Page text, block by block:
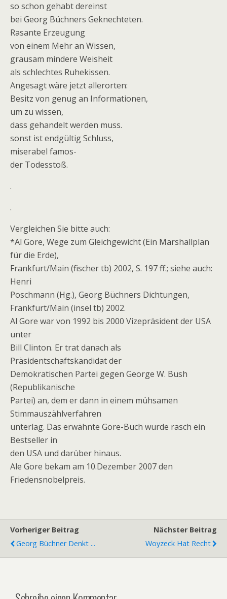
so schon gehabt dereinst
bei Georg Büchners Geknechteten.
Rasante Erzeugung
von einem Mehr an Wissen,
grausam mindere Weisheit
als schlechtes Ruhekissen.
Angesagt wäre jetzt allerorten:
Besitz von genug an Informationen,
um zu wissen,
dass gehandelt werden muss.
sonst ist endgültig Schluss,
miserabel famos-
der Todesstoß.
.
.
Vergleichen Sie bitte auch:
*Al Gore, Wege zum Gleichgewicht (Ein Marshallplan
für die Erde),
Frankfurt/Main (fischer tb) 2002, S. 197 ff.; siehe auch:
Henri
Poschmann (Hg.), Georg Büchners Dichtungen,
Frankfurt/Main (insel tb) 2002.
Al Gore war von 1992 bis 2000 Vizepräsident der USA
unter
Bill Clinton. Er trat danach als
Präsidentschaftskandidat der
Demokratischen Partei gegen George W. Bush
(Republikanische
Partei) an, dem er dann in einem mühsamen
Stimmauszählverfahren
unterlag. Das erwähnte Gore-Buch wurde rasch ein
Bestseller in
den USA und darüber hinaus.
Ale Gore bekam am 10.Dezember 2007 den
Friedensnobelpreis.
Vorheriger Beitrag
Georg Büchner Denkt ...
Nächster Beitrag
Woyzeck Hat Recht